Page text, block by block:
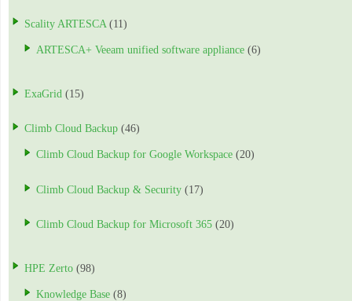
Scality ARTESCA (11)
ARTESCA+ Veeam unified software appliance (6)
ExaGrid (15)
Climb Cloud Backup (46)
Climb Cloud Backup for Google Workspace (20)
Climb Cloud Backup & Security (17)
Climb Cloud Backup for Microsoft 365 (20)
HPE Zerto (98)
Knowledge Base (8)